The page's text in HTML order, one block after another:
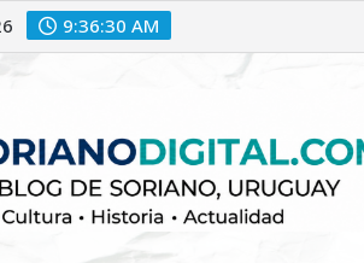
9:36:31 AM